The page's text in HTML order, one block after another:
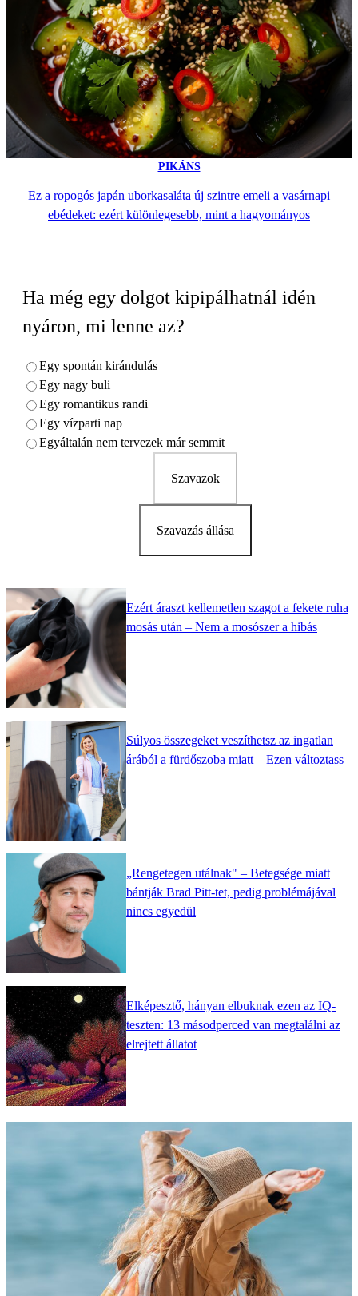
PIKÁNS
Ez a ropogós japán uborkasaláta új szintre emeli a vasárnapi
ebédeket: ezért különlegesebb, mint a hagyományos
Ha még egy dolgot kipipálhatnál idén
nyáron, mi lenne az?
Egy spontán kirándulás
Egy nagy buli
Egy romantikus randi
Egy vízparti nap
Egyáltalán nem tervezek már semmit
Szavazok
Szavazás állása
Ezért áraszt kellemetlen szagot a fekete ruha
mosás után – Nem a mosószer a hibás
Súlyos összegeket veszíthetsz az ingatlan
árából a fürdőszoba miatt – Ezen változtass
„Rengetegen utálnak" – Betegsége miatt
bántják Brad Pitt-tet, pedig problémájával
nincs egyedül
Elképesztő, hányan elbuknak ezen az IQ-
teszten: 13 másodperced van megtalálni az
elrejtett állatot